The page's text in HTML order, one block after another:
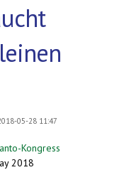
05-28 11:47
Kongress
2018